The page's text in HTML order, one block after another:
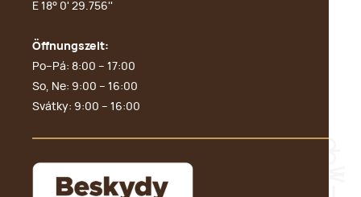
E 18° 0' 29.756''
Öffnungszeit:
Po–Pá: 8:00 – 17:00
So, Ne: 9:00 – 16:00
Svátky: 9:00 – 16:00